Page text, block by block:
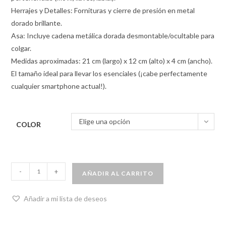
Herrajes y Detalles: Fornituras y cierre de presión en metal
dorado brillante.
Asa: Incluye cadena metálica dorada desmontable/ocultable para
colgar.
Medidas aproximadas: 21 cm (largo) x 12 cm (alto) x 4 cm (ancho).
El tamaño ideal para llevar los esenciales (¡cabe perfectamente
cualquier smartphone actual!).
COLOR Elige una opción
- + AÑADIR AL CARRITO
Añadir a mi lista de deseos